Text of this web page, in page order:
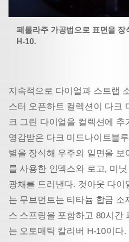
페를라주 가공법으로 표면을 장
H-10.
지속적으로 다이얼과 스트랩
스터 오픈하트 컬렉션이 다크
크 그린 다이얼을 컬렉션에 추
영감받은 다크 미드나이트블
별을 장식해 우주의 일면을 보
를 사용한 인덱스와 로고, 미
광채를 드러낸다. 컷아웃 다이
는 무브먼트는 티타늄 합금 소
스 스프링을 포함하고 80시간
는 오토매틱 칼리버 H-10이다